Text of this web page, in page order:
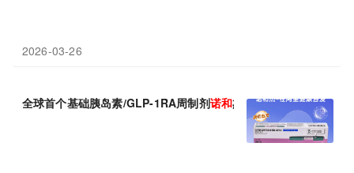
2026-03-26
全球首个基础胰岛素/GLP-1RA周制剂诺和杰在中国率先上市，已